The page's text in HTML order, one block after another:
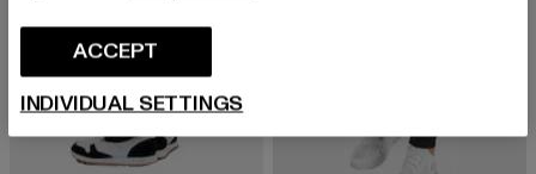
ACCEPT
INDIVIDUAL SETTINGS